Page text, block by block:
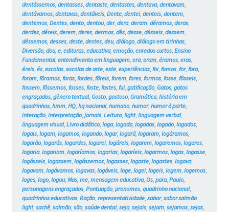
dentássemos, dentasses, dentaste, dentastes, dentava, dentavam,
dentávamos, dentavas, dentáveis, Dente, dentei, denteis, dentem,
dentemos, Dentes, dento, dentou, der, dera, deram, déramos, deras,
derdes, déreis, derem, deres, dermos, dês, desse, désseis, dessem,
déssemos, desses, deste, destes, deu, diálogo, diálogo em tirinhas,
Diversão, dou, e, editoras, educativa, emoção, enredos curtos, Ensino
Fundamental, entendimento em linguagem, era, eram, éramos, eras,
éreis, és, escolas, escolas de arte, este, experiências, foi, fomos, for, fora,
foram, fôramos, foras, fordes, fôreis, forem, fores, formos, fosse, fôsseis,
fossem, fôssemos, fosses, foste, fostes, fui, gatificação, Gatos, gatos
engraçados, gênero textual, Gosto, gostoso, Gramática, história em
quadrinhos, hmm, HQ, hq nacional, humano, humor, humor à parte,
interação, interpretação, jornais, Leitura, light, linguagem verbal,
linguagem visual, Livro didático, loga, logada, logadas, logado, logados,
logais, logam, logamos, logando, logar, logará, logaram, logáramos,
logarão, logarás, logardes, logarei, logáreis, logarem, logaremos, logares,
logaria, logariam, logaríamos, logarias, logaríeis, logarmos, logas, logasse,
logásseis, logassem, logássemos, logasses, logaste, logastes, logava,
logavam, logávamos, logavas, logáveis, loge, logei, logeis, logem, logemos,
loges, logo, logou, Mas, me, mensagem educativa, Os, para, Paulo,
personagens engraçados, Pontuação, pronomes, quadrinho nacional,
quadrinhos educativos, Ração, representatividade, sabor, sabor salmão
light, sachê, salmão, são, saúde dental, seja, sejais, sejam, sejamos, sejas,